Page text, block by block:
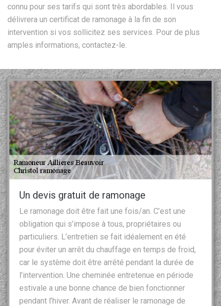
connu pour ses tarifs qui sont très abordables. Il vous
délivrera un certificat de ramonage à la fin de son
intervention si vos sollicitez ses services. Pour de plus
amples informations, contactez-le.
Un devis gratuit de ramonage
Le ramonage doit être fait une fois/an. C’est une
obligation qui s’impose à tous, propriétaires ou
particuliers. L’entretien se fait idéalement en été
pour éviter un arrêt du chauffage en temps de froid,
car le système doit être arrêté pendant la durée de
l’intervention. Une cheminée entretenue en période
estivale a une bonne chance de bien fonctionner
pendant l’hiver. Avant de réaliser le ramonage de